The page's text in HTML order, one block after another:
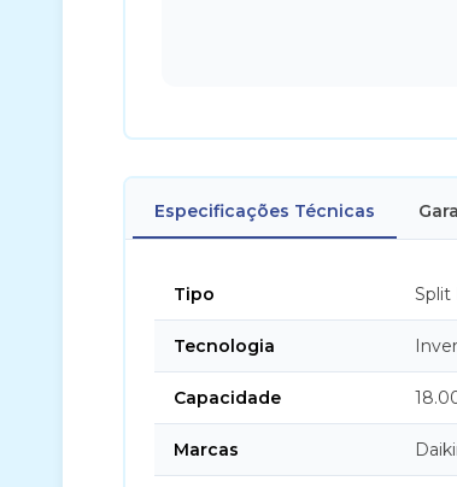
Especificações Técnicas
Tipo Split
Tecnologia
Capacidade
Marcas